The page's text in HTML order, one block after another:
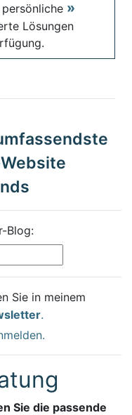
Lösungen
Blog:
Sie in meinem
.
Sie die passende